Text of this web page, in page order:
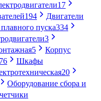
17
194
Двигатели
пуска334
3
5
Корпус
76
Шкафы
20
Оборудование сбора и